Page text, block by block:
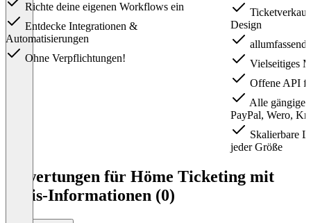
Richte deine eigenen Workflows ein
Entdecke Integrationen &
Automatisierungen
Ohne Verpflichtungen!
Design
Vielseitiges
Offene API
Alle
PayPal, Wero,
Skalierbare
jeder Größe
Bewertungen für Höme Ticketing mit
Preis-Informationen (0)